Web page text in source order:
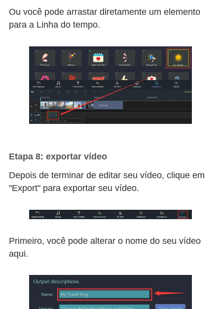
Ou você pode arrastar diretamente um elemento
para a Linha do tempo.
Etapa 8: exportar vídeo
Depois de terminar de editar seu vídeo, clique em
"Export" para exportar seu vídeo.
Primeiro, você pode alterar o nome do seu vídeo
aqui.